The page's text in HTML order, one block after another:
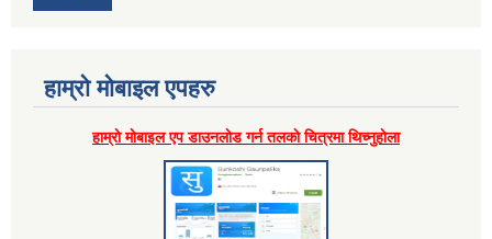
हाम्राे माेबाइल एपहरु
हाम्राे माेबाइल एप डाउनलाेड गर्न तलकाे चित्रमा थिच्नुहाेला